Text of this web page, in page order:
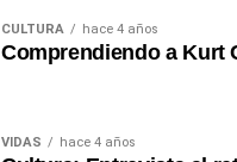
CULTURA hace 4 años
Comprendiendo a Kurt
VIDAS hace 4 años